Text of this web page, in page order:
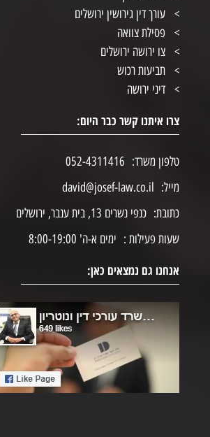
עורך דין גירושין ירושלים
פסילת צוואה
צו ירושה ירושלים
תביעות רכוש
דיני ירושה
צרו איתנו קשר כבר היום:
טלפון משרד: 052-4311416
מייל: david@josef-law.co.il
כתובת: כנפי נשרים 13, בית ענבר, ירושלים
שעות פעילות : ימים א-ה' 8:00-19:00
אנחנו גם נמצאים כאן: